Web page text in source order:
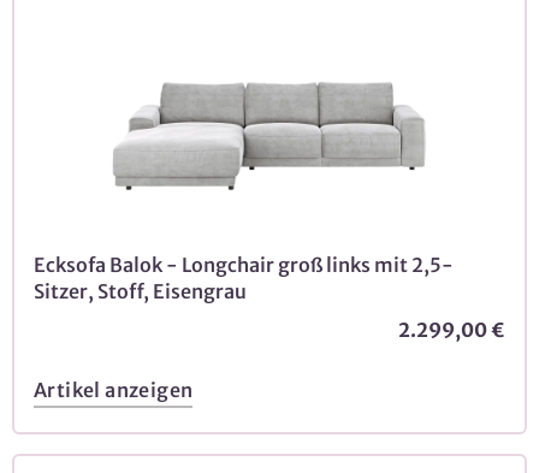
Ecksofa Balok - Longchair groß links mit 2,5-
Sitzer, Stoff, Eisengrau
2.299,00 €
Artikel anzeigen